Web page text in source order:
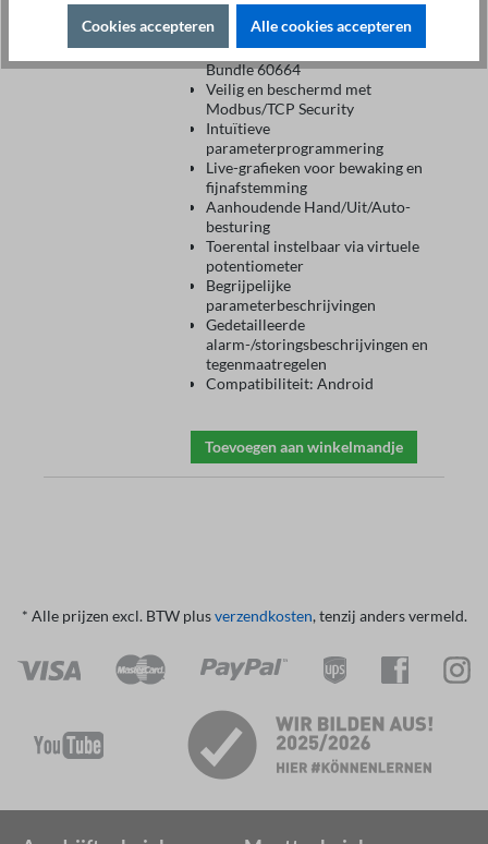
Comfortabele communicatie via
Bluetooth
Apparaten: ST500 & Hardware
Bundle 60664
Veilig en beschermd met
Modbus/TCP Security
Intuïtieve
parameterprogrammering
Live-grafieken voor bewaking en
fijnafstemming
Aanhoudende Hand/Uit/Auto-
besturing
Toerental instelbaar via virtuele
potentiometer
Begrijpelijke
parameterbeschrijvingen
Gedetailleerde
alarm-/storingsbeschrijvingen en
tegenmaatregelen
Compatibiliteit: Android
Toevoegen aan winkelmandje
* Alle prijzen excl. BTW plusverzendkosten, tenzij anders vermeld.
Cookies accepteren Alle cookies accepteren